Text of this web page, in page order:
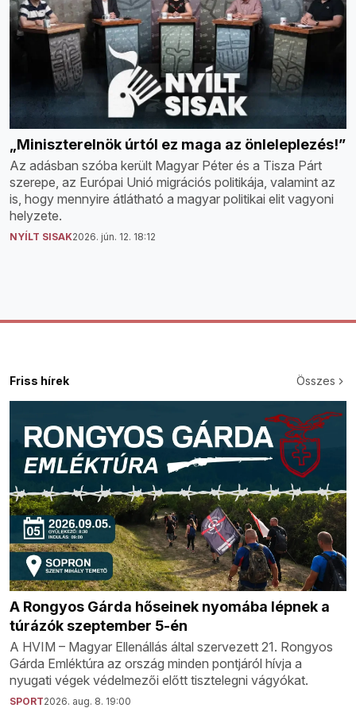
„Miniszterelnök úrtól ez maga az önleleplezés!”
Az adásban szóba került Magyar Péter és a Tisza Párt
szerepe, az Európai Unió migrációs politikája, valamint az
is, hogy mennyire átlátható a magyar politikai elit vagyoni
helyzete.
NYÍLT SISAK2026. jún. 12. 18:12
Friss hírek Összes
A Rongyos Gárda hőseinek nyomába lépnek a
túrázók szeptember 5-én
A HVIM – Magyar Ellenállás által szervezett 21. Rongyos
Gárda Emléktúra az ország minden pontjáról hívja a
nyugati végek védelmezői előtt tisztelegni vágyókat.
SPORT2026. aug. 8. 19:00